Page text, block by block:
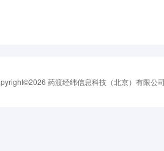
药渡经纬信息科技（北京）有限公